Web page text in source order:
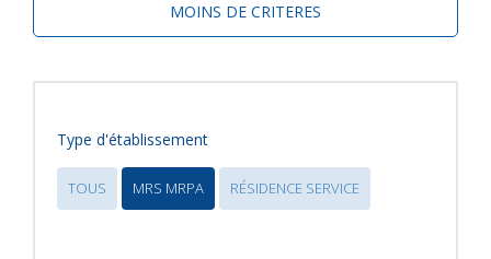
MOINS DE CRITERES
Type d'établissement
TOUS MRS MRPA RÉSIDENCE SERVICE